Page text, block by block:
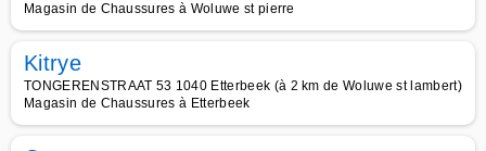
Magasin de Chaussures à Woluwe st pierre
Kitrye
TONGERENSTRAAT 53 1040 Etterbeek (à 2 km de Woluwe st lambert)
Magasin de Chaussures à Etterbeek